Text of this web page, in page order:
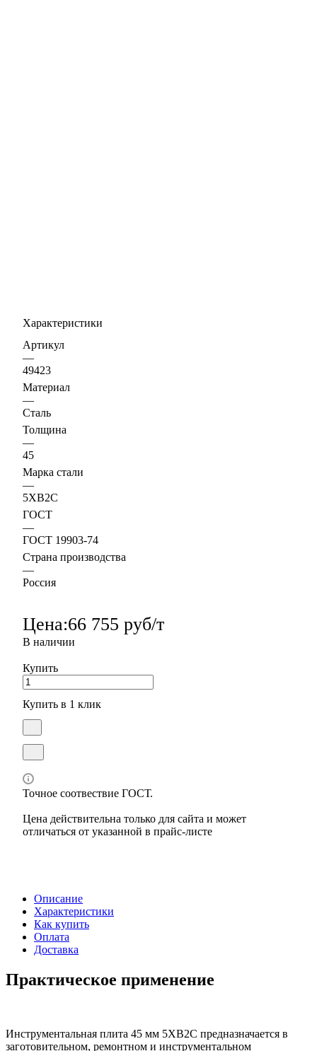
Характеристики
Артикул
—
49423
Материал
—
Сталь
Толщина
—
45
Марка стали
—
5ХВ2С
ГОСТ
—
ГОСТ 19903-74
Страна производства
—
Россия
Цена:66 755 руб/т
В наличии
Купить
Купить в 1 клик
Точное соотвествие ГОСТ.
Цена действительна только для сайта и может
отличаться от указанной в прайс-листе
Описание
Характеристики
Как купить
Оплата
Доставка
Практическое применение
Инструментальная плита 45 мм 5ХВ2С предназначается в
заготовительном, ремонтном и инструментальном